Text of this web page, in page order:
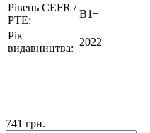
Рівень CEFR /
PTE:
B1+
Рік
видавництва:
2022
741 грн.